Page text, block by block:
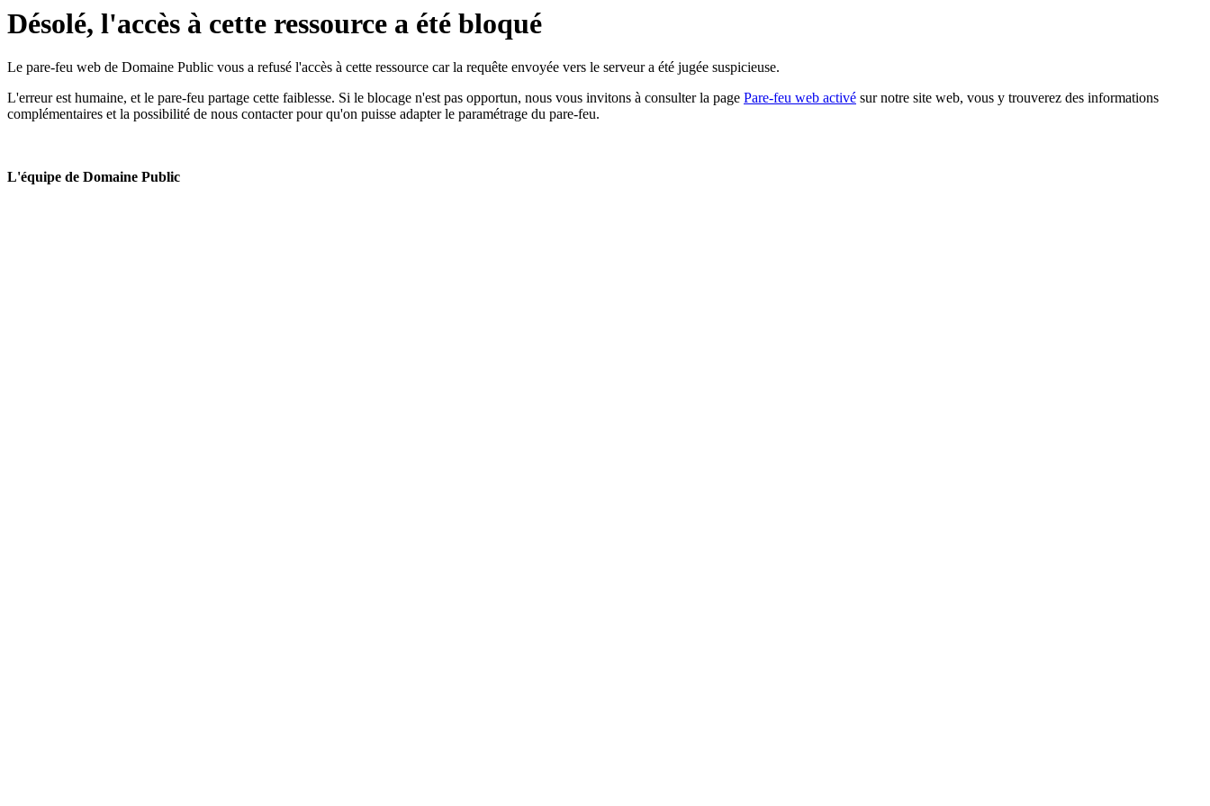
Désolé, l'accès à cette ressource a été bloqué
Le pare-feu web de Domaine Public vous a refusé l'accès à cette ressource car la requête envoyée vers le serveur a été jugée suspicieuse.
L'erreur est humaine, et le pare-feu partage cette faiblesse. Si le blocage n'est pas opportun, nous vous invitons à consulter la page Pare-feu web activé sur notre site web, vous y trouverez des informations
complémentaires et la possibilité de nous contacter pour qu'on puisse adapter le paramétrage du pare-feu.
L'équipe de Domaine Public